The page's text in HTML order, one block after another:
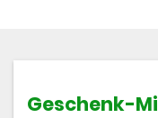
Geschenk-